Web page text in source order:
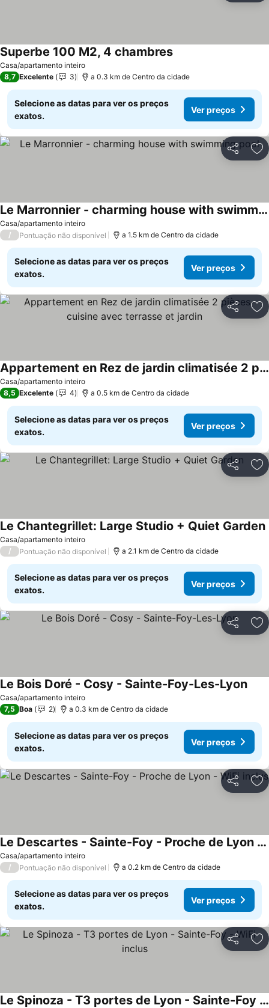
Casa/apartamento inteiro
Superbe 100 M2, 4 chambresVer preços
8,7 Excelente 3 a 0.3 km de Centro da cidade
Selecione as datas para ver os preços
exatos.
Ver preços
Partilhar
Casa/apartamento inteiro
Le Marronnier - charming house with swimming pool
Ver preços
/ Pontuação não disponível a 1.5 km de Centro da cidade
Selecione as datas para ver os preços
exatos.
Ver preços
Partilhar
Casa/apartamento inteiro
Appartement en Rez de jardin climatisée 2 pièces-cuisine avec terrasse et jardin
Ver preços
8,5 Excelente 4 a 0.5 km de Centro da cidade
Selecione as datas para ver os preços
exatos.
Ver preços
Partilhar
Casa/apartamento inteiro
Le Chantegrillet: Large Studio + Quiet Garden
/ Pontuação não disponível a 2.1 km de Centro da cidade
Selecione as datas para ver os preços
exatos.
Ver preços
Partilhar
Casa/apartamento inteiro
Le Bois Doré - Cosy - Sainte-Foy-Les-LyonVer
7,5 Boa 2 a 0.3 km de Centro da cidade
Selecione as datas para ver os preços
exatos.
Ver preços
Partilhar
Casa/apartamento inteiro
Le Descartes - Sainte-Foy - Proche de Lyon - WiFi inclus
Ver preços
/ Pontuação não disponível a 0.2 km de Centro da cidade
Selecione as datas para ver os preços
exatos.
Ver preços
Partilhar
Le Spinoza - T3 portes de Lyon - Sainte-Foy - WiFi inclus